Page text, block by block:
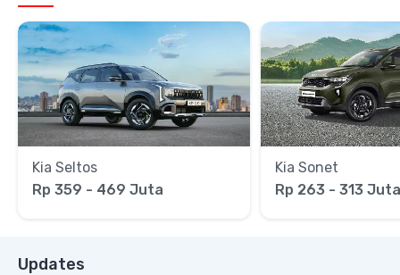
Kia Seltos
Rp 359 - 469 Juta
Kia Sonet
Rp 263 - 313 Juta
Updates